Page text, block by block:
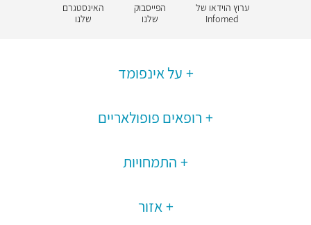
ערוץ הוידאו של
Infomed
הפייסבוק
שלנו
האינסטגרם
שלנו
על אינפומד
רופאים פופולאריים
התמחויות
אזור